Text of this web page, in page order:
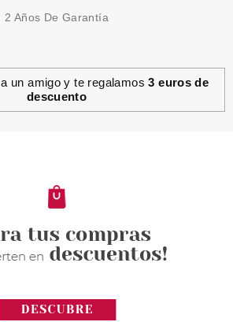
2 Años De Garantía
a un amigo y te regalamos3 euros de
descuento